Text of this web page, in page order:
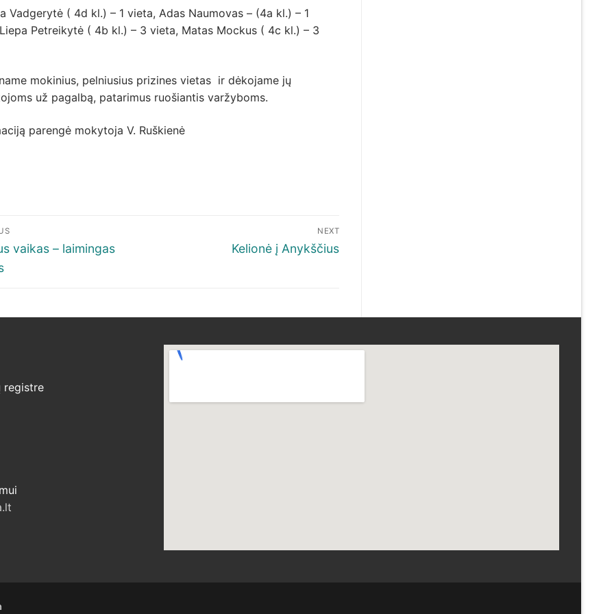
Vadgerytė ( 4d kl.) – 1 vieta, Adas Naumovas – (4a kl.) – 1
Petreikytė ( 4b kl.) – 3 vieta, Matas Mockus ( 4c kl.) – 3
mokinius, pelniusius prizines vietas ir dėkojame jų
už pagalbą, patarimus ruošiantis varžyboms.
parengė mokytoja V. Ruškienė
vaikas – laimingas
NEXT
Next
Kelionė į Anykščius
registre